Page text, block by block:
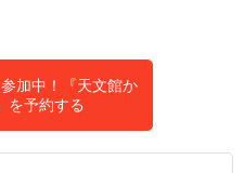
加中！『天文館か
を予約する